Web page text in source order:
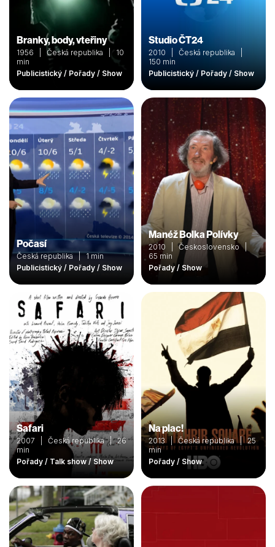
Branky, body, vteřiny
1956 | Česká republika | 10
min
Publicistický / Pořady / Show
Studio ČT24
2010 | Česká republika |
150 min
Publicistický / Pořady / Show
Počasí
Česká republika | 1 min
Publicistický / Pořady / Show
Manéž Bolka Polívky
2010 | Československo |
65 min
Pořady / Show
Safari
2007 | Česká republika | 26
min
Pořady / Talk show / Show
Na plac!
2013 | Česká republika | 25
min
Pořady / Show